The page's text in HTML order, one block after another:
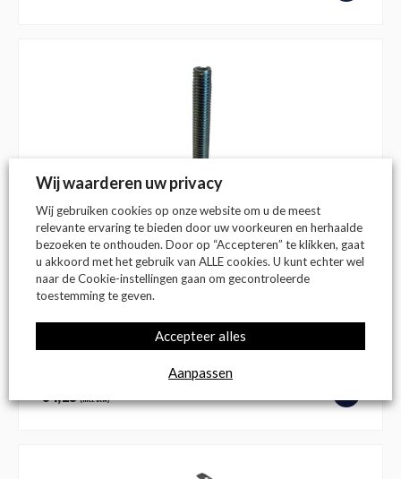
Op voorraad
Stelvoet voor industriegoot
€4,13 (incl. btw)
Wij waarderen uw privacy
Wij gebruiken cookies op onze website om u de meest
relevante ervaring te bieden door uw voorkeuren en herhaalde
bezoeken te onthouden. Door op “Accepteren” te klikken, gaat
u akkoord met het gebruik van ALLE cookies. U kunt echter wel
naar de Cookie-instellingen gaan om gecontroleerde
toestemming te geven.
Aanpassen
Accepteer alles